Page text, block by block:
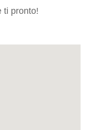
ti pronto!